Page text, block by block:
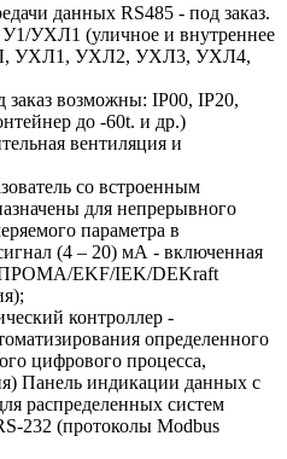
данных RS485 - под заказ.
УХЛ1 (уличное и внутреннее
УХЛ1, УХЛ2, УХЛ3, УХЛ4,
возможны: IP00, IP20,
до -60t. и др.)
вентиляция и
со встроенным
для непрерывного
параметра в
(4 – 20) мА - включенная
ПРОМА/EKF/IEK/DEKraft
контроллер -
определенного
цифрового процесса,
Панель индикации данных с
распределенных систем
232 (протоколы Modbus